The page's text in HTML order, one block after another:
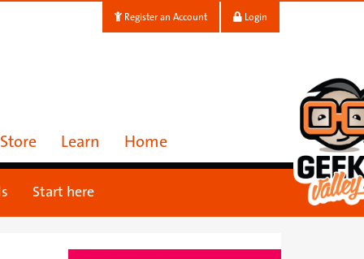
Login
Register an Account
Home
Learn
Store
Start here